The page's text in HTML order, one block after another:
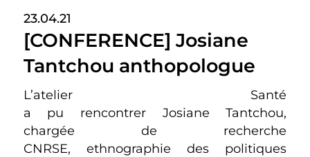
23.04.21
[CONFERENCE] Josiane
Tantchou anthopologue
L’atelier Santé
a pu rencontrer Josiane Tantchou,
chargée de recherche
CNRSE, ethnographie des politiques